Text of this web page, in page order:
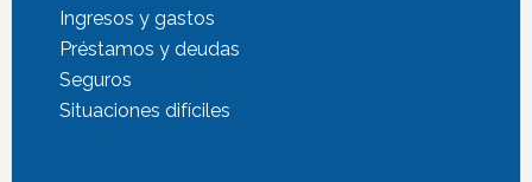
Ingresos y gastos
Préstamos y deudas
Seguros
Situaciones difíciles